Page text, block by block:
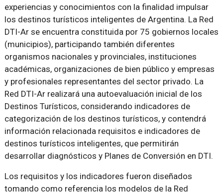
experiencias y conocimientos con la finalidad impulsar
los destinos turísticos inteligentes de Argentina. La Red
DTI-Ar se encuentra constituida por 75 gobiernos locales
(municipios), participando también diferentes
organismos nacionales y provinciales, instituciones
académicas, organizaciones de bien público y empresas
y profesionales representantes del sector privado. La
Red DTI-Ar realizará una autoevaluación inicial de los
Destinos Turísticos, considerando indicadores de
categorización de los destinos turísticos, y contendrá
información relacionada requisitos e indicadores de
destinos turísticos inteligentes, que permitirán
desarrollar diagnósticos y Planes de Conversión en DTI.
Los requisitos y los indicadores fueron diseñados
tomando como referencia los modelos de la Red